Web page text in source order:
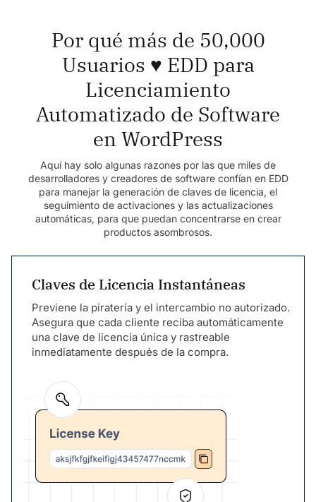
Por qué más de 50,000
Usuarios ♥️ EDD para
Licenciamiento
Automatizado de Software
en WordPress
Aquí hay solo algunas razones por las que miles de
desarrolladores y creadores de software confían en EDD
para manejar la generación de claves de licencia, el
seguimiento de activaciones y las actualizaciones
automáticas, para que puedan concentrarse en crear
productos asombrosos.
Claves de Licencia Instantáneas
Previene la piratería y el intercambio no autorizado.
Asegura que cada cliente reciba automáticamente
una clave de licencia única y rastreable
inmediatamente después de la compra.